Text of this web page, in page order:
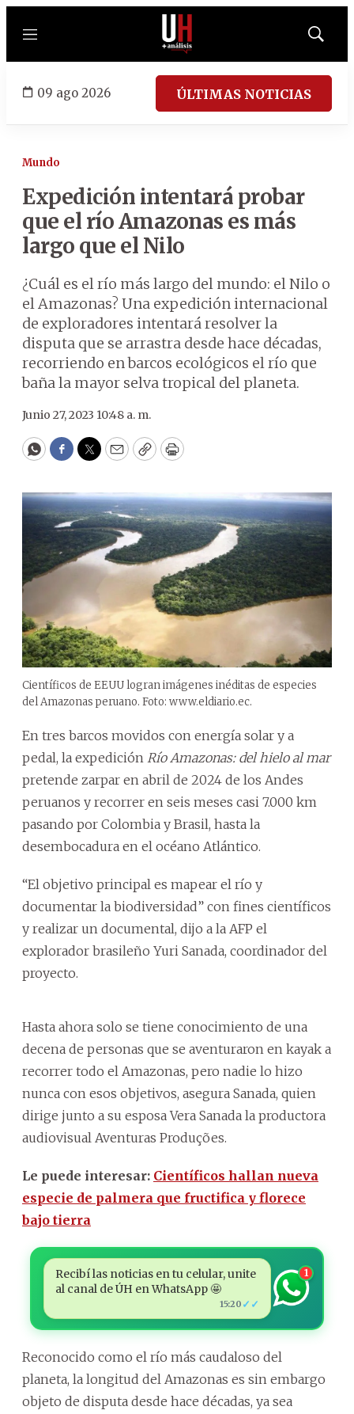
Menú
Mostrar
09 ago 2026 ÚLTIMAS NOTICIAS
Mundo
Expedición intentará probar
que el río Amazonas es más
largo que el Nilo
¿Cuál es el río más largo del mundo: el Nilo o
el Amazonas? Una expedición internacional
de exploradores intentará resolver la
disputa que se arrastra desde hace décadas,
recorriendo en barcos ecológicos el río que
baña la mayor selva tropical del planeta.
Junio 27, 2023 10:48 a. m.
WhatsApp
Facebook
Twitter
EmailCopyPrint
Científicos de EEUU logran imágenes inéditas de especies
del Amazonas peruano. Foto: www.eldiario.ec.
En tres barcos movidos con energía solar y a
pedal, la expedición Río Amazonas: del hielo al mar
pretende zarpar en abril de 2024 de los Andes
peruanos y recorrer en seis meses casi 7.000 km
pasando por Colombia y Brasil, hasta la
desembocadura en el océano Atlántico.
“El objetivo principal es mapear el río y
documentar la biodiversidad” con fines científicos
y realizar un documental, dijo a la AFP el
explorador brasileño Yuri Sanada, coordinador del
proyecto.
Hasta ahora solo se tiene conocimiento de una
decena de personas que se aventuraron en kayak a
recorrer todo el Amazonas, pero nadie lo hizo
nunca con esos objetivos, asegura Sanada, quien
dirige junto a su esposa Vera Sanada la productora
audiovisual Aventuras Produções.
Le puede interesar: Científicos hallan nueva
especie de palmera que fructifica y florece
bajo tierra
Recibí las noticias en tu celular, unite
al canal de ÚH en WhatsApp 🤩
15:20 ✓✓
1
Reconocido como el río más caudaloso del
planeta, la longitud del Amazonas es sin embargo
objeto de disputa desde hace décadas, ya sea